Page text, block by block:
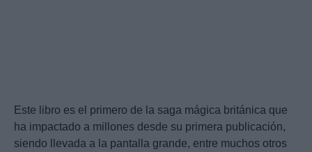
Este libro es el primero de la saga mágica británica que
ha impactado a millones desde su primera publicación,
siendo llevada a la pantalla grande, entre muchos otros